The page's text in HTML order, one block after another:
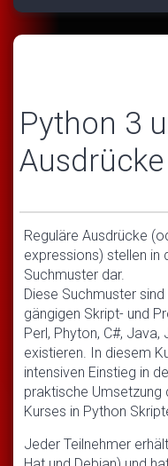
Python 3
Ausdrücke
Reguläre Ausdrücke
expressions) stellen in
Suchmuster dar.
Diese Suchmuster
gängigen Skript- und
Perl, Phyton, C#, Java,
existieren. In diesem
intensiven Einstieg in
praktische Umsetzung
Kurses in Python
Jeder Teilnehmer